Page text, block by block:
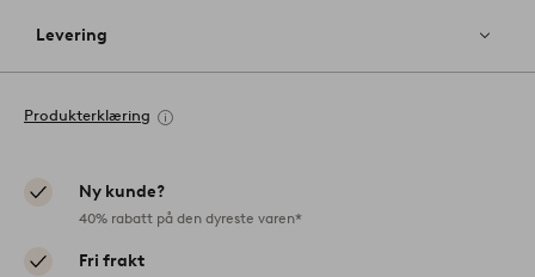
Levering
Produkterklæring
Ny kunde?
40% rabatt på den dyreste varen*
Fri frakt